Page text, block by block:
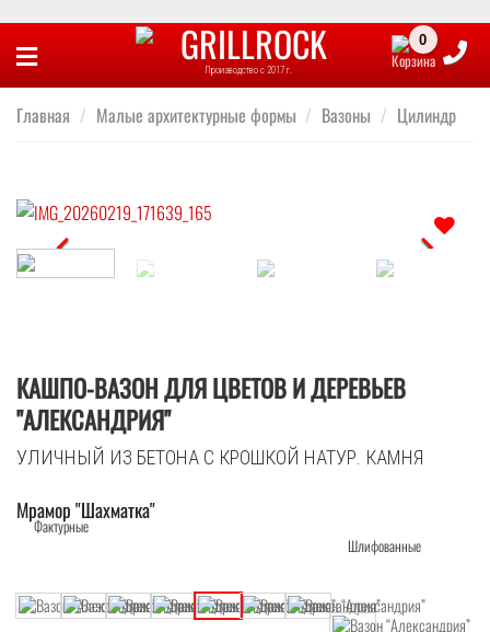
content
Производство с 2017 г.
Главная / Малые архитектурные формы / Вазоны / Цилиндр
КАШПО-ВАЗОН ДЛЯ ЦВЕТОВ И ДЕРЕВЬЕВ
"АЛЕКСАНДРИЯ"
УЛИЧНЫЙ ИЗ БЕТОНА С КРОШКОЙ НАТУР. КАМНЯ
Мрамор "Шахматка"